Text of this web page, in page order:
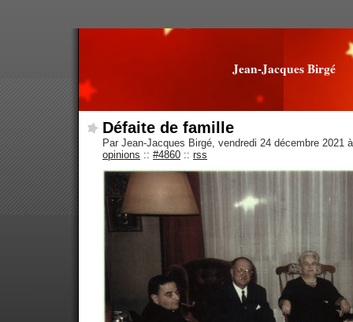
Jean-Jacques Birgé
Défaite de famille
Par Jean-Jacques Birgé, vendredi 24 décembre 2021
opinions :: #4860 :: rss